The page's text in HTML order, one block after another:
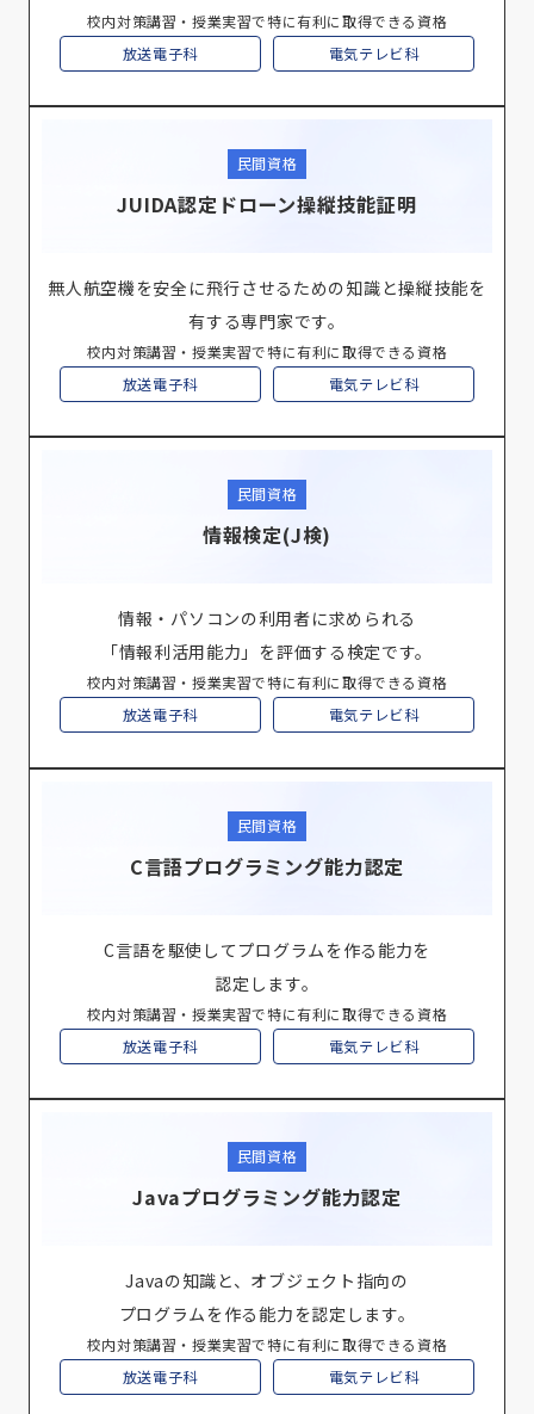
校内対策講習・授業実習で特に有利に取得できる資格
放送電子科 電気テレビ科
民間資格
JUIDA認定ドローン操縦技能証明
無人航空機を安全に飛行させるための知識と操縦技能を
有する専門家です。
校内対策講習・授業実習で特に有利に取得できる資格
放送電子科 電気テレビ科
民間資格
情報検定(J検)
情報・パソコンの利用者に求められる
「情報利活用能力」を評価する検定です。
校内対策講習・授業実習で特に有利に取得できる資格
放送電子科 電気テレビ科
民間資格
C言語プログラミング能力認定
C言語を駆使してプログラムを作る能力を
認定します。
校内対策講習・授業実習で特に有利に取得できる資格
放送電子科 電気テレビ科
民間資格
Javaプログラミング能力認定
Javaの知識と、オブジェクト指向の
プログラムを作る能力を認定します。
校内対策講習・授業実習で特に有利に取得できる資格
放送電子科 電気テレビ科